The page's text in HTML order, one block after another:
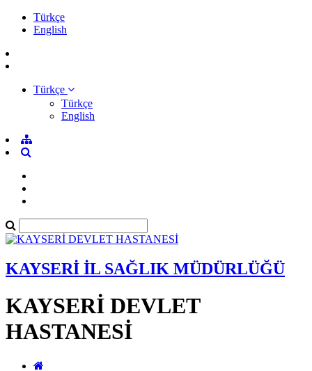
Türkçe
English
Türkçe
Türkçe
English
KAYSERİ İL SAĞLIK MÜDÜRLÜĞÜ
KAYSERİ DEVLET
HASTANESİ